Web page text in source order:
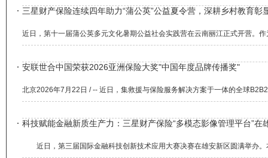
三星财产保险连续四年助力“蒲公英”公益夏令营，深耕乡村教育彰
近日，第十一届蒲公英多元文化暑期公益社会实践营在云南丽江正式开营。
安联世合中国荣获2026亚洲保险大奖"中国年度品牌传播奖"
北京2026年7月22日 / -- 近日，集救援与保险服务解决方案于一体的全球
科技赋能金融新质生产力：三星财产保险“多模态影像管理平台”
近日，第三届国际金融科技创新技术应用大赛决赛在雄安新区圆满举办。